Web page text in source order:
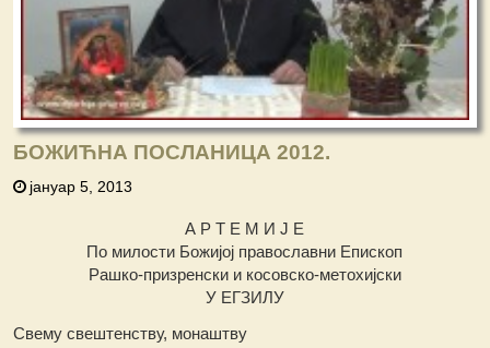
БОЖИЋНА ПОСЛАНИЦА 2012.
јануар 5, 2013
А Р Т Е М И Ј Е
По милости Божијој православни Епископ
Рашко-призренски и косовско-метохијски
У ЕГЗИЛУ
Свему свештенству, монаштву